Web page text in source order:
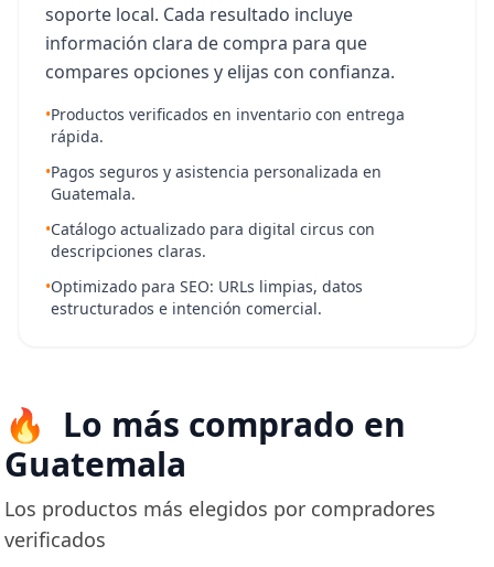
soporte local. Cada resultado incluye
información clara de compra para que
compares opciones y elijas con confianza.
•Productos verificados en inventario con entrega
rápida.
•Pagos seguros y asistencia personalizada en
Guatemala.
•Catálogo actualizado para digital circus con
descripciones claras.
•Optimizado para SEO: URLs limpias, datos
estructurados e intención comercial.
Lo más comprado en
Guatemala
Los productos más elegidos por compradores
verificados